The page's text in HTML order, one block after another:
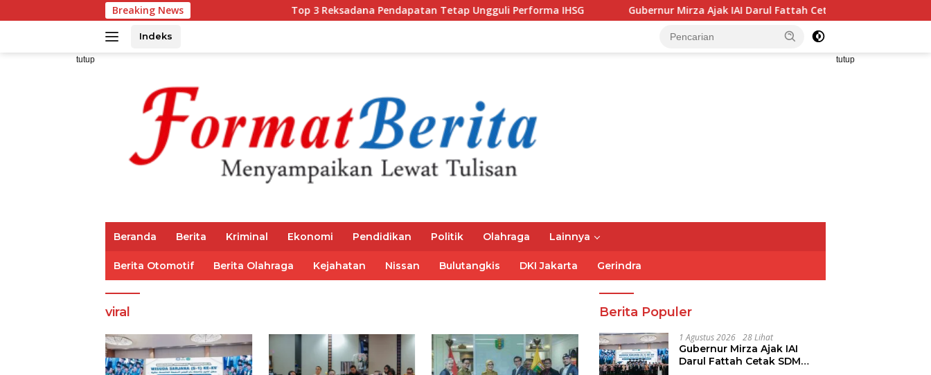
ke
Breaking News Top 3 Reksadana Pendapatan Tetap Ungguli Performa IHSG Gubernur Mirza Ajak IAI Darul Fattah Cetak SDM Adaptif Berlandaskan Nilai
Indeks
tutup tutup
Beranda Berita Kriminal Ekonomi Pendidikan Politik Olahraga Lainnya
Berita Otomotif Berita Olahraga Kejahatan Nissan Bulutangkis DKI Jakarta Gerindra
viral Berita Populer
1 Agustus 2026 28 Lihat
Gubernur Mirza Ajak IAI
Darul Fattah Cetak SDM